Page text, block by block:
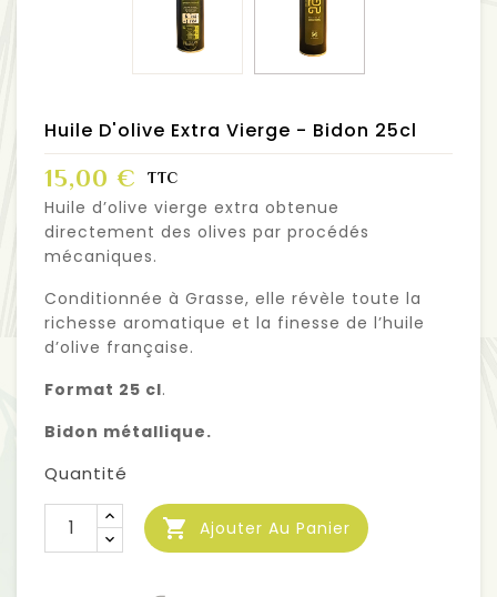
Huile D'olive Extra Vierge - Bidon 25cl
15,00 € TTC
Huile d’olive vierge extra obtenue
directement des olives par procédés
mécaniques.
Conditionnée à Grasse, elle révèle toute la
richesse aromatique et la finesse de l’huile
d’olive française.
Format 25 cl.
Bidon métallique.
Quantité
 Ajouter Au Panier